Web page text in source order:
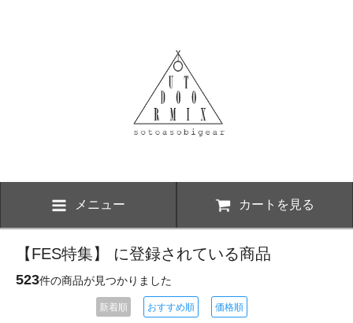
メニュー カートを見る
【FES特集】 に登録されている商品
523件の商品が見つかりました
新着順 おすすめ順 価格順